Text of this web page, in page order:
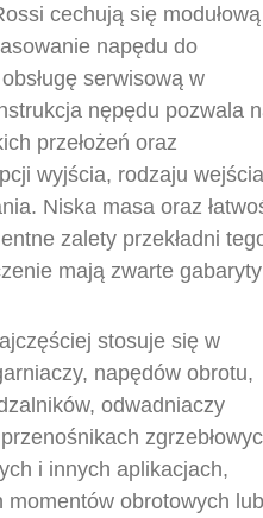
cechują się modułową
napędu do
serwisową w
nępędu pozwala
przełożeń oraz
wyjścia, rodzaju wejścia
Niska masa oraz
zalety przekładni
mają zwarte
stosuje się w
napędów obrotu,
odwadniaczy
i innych aplikacjach,
obrotowych